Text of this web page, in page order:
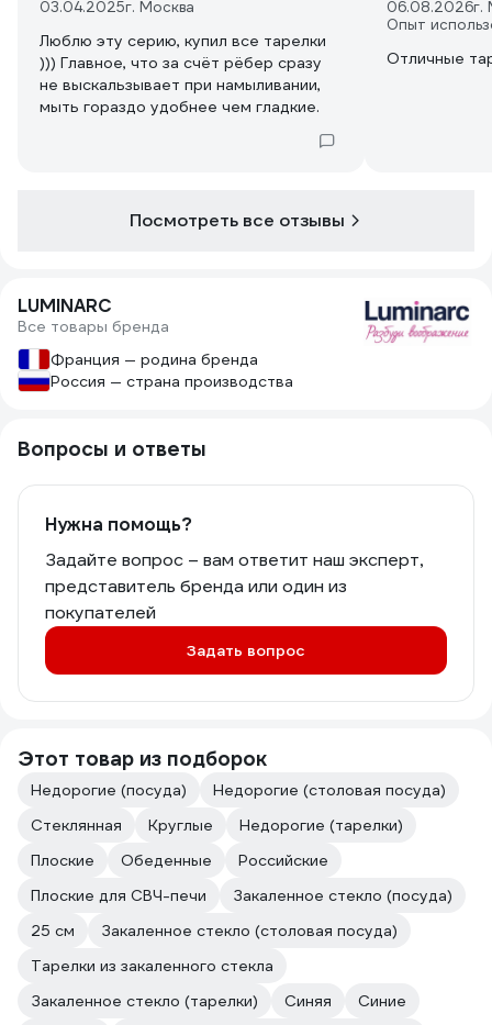
03.04.2025г. Москва
Люблю эту серию, купил все тарелки
))) Главное, что за счёт рёбер сразу
не выскальзывает при намыливании,
мыть гораздо удобнее чем гладкие.
06.08.2026г.
Опыт
Отличные
Посмотреть все отзывы
LUMINARC
Все товары бренда
Франция — родина бренда
Россия — страна производства
Вопросы и ответы
Нужна помощь?
Задайте вопрос – вам ответит наш эксперт,
представитель бренда или один из
покупателей
Задать вопрос
Этот товар из подборок
Недорогие (посуда)
Недорогие (столовая посуда)
Стеклянная
Круглые
Недорогие (тарелки)
Плоские
Обеденные
Российские
Плоские для СВЧ-печи
Закаленное стекло (посуда)
25 см
Закаленное стекло (столовая посуда)
Тарелки из закаленного стекла
Закаленное стекло (тарелки)
Синяя
Синие